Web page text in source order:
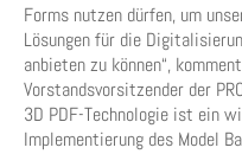
Forms nutzen dürfen, um
Lösungen für die
anbieten zu können“,
Vorstandsvorsitzender der
3D PDF-Technologie ist ein
Implementierung des Model